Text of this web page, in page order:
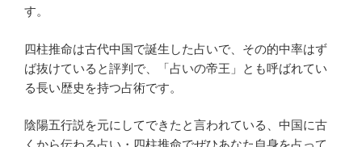
す。
四柱推命は古代中国で誕生した占いで、その的中率はず
ば抜けていると評判で、「占いの帝王」とも呼ばれてい
る長い歴史を持つ占術です。
陰陽五行説を元にしてできたと言われている、中国に古